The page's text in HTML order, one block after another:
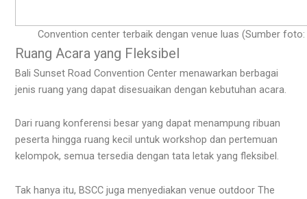
Convention center terbaik dengan venue luas (Sumber
Ruang Acara yang Fleksibel
Bali Sunset Road Convention Center menawarkan berbagai
jenis ruang yang dapat disesuaikan dengan kebutuhan acara.
Dari ruang konferensi besar yang dapat menampung ribuan
peserta hingga ruang kecil untuk workshop dan pertemuan
kelompok, semua tersedia dengan tata letak yang fleksibel.
Tak hanya itu, BSCC juga menyediakan venue outdoor The